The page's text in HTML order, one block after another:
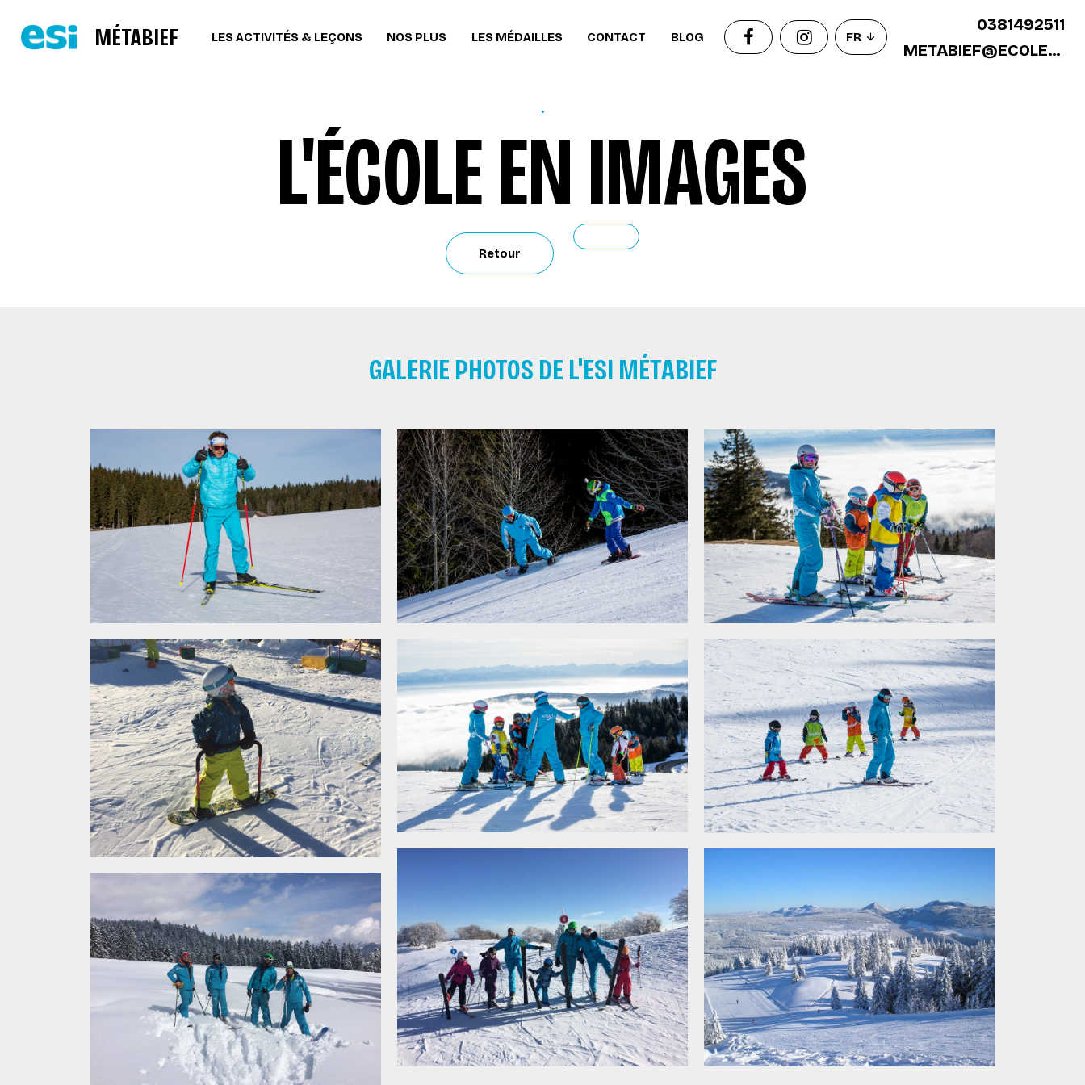
MÉTABIEF LES ACTIVITÉS & LEÇONS NOS PLUS LES MÉDAILLES CONTACT BLOG FR
0381492511
METABIEF@ECOLEDESKI.FR
L'ÉCOLE EN IMAGES
.
Retour
GALERIE PHOTOS DE L'ESI MÉTABIEF